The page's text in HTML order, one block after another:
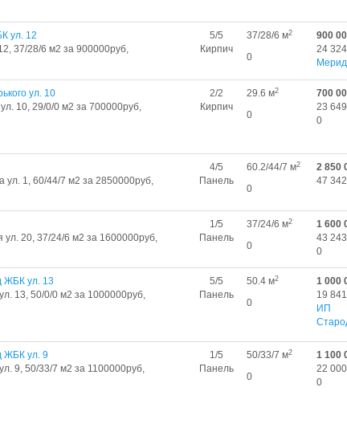
ул. 12
37/28/6 м2 за 900000руб,
5/5
Кирпич
37/28/6 м2
0
900
24
ул. 10
10, 29/0/0 м2 за 700000руб,
2/2
Кирпич
29.6 м2
0
700
23
0
ул. 1, 60/44/7 м2 за 2850000руб,
4/5
Панель
60.2/44/7 м2
0
2 850
47
ул. 20, 37/24/6 м2 за 1600000руб,
1/5
Панель
37/24/6 м2
0
1 600
43
0
ЖБК ул. 13
13, 50/0/0 м2 за 1000000руб,
5/5
Панель
50.4 м2
0
1 000
19
ИП
ЖБК ул. 9
9, 50/33/7 м2 за 1100000руб,
1/5
Панель
50/33/7 м2
0
1 100
22
0